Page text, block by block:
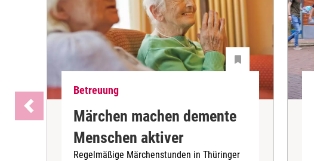
Betreuung
Märchen machen demente
Menschen aktiver
Regelmäßige Märchenstunden in Thüringer